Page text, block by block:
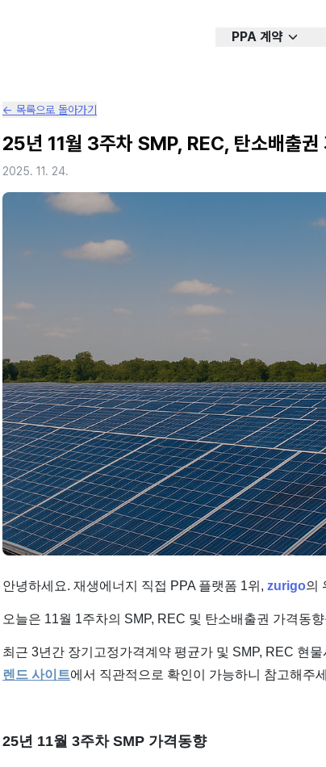
PPA 계약
← 목록으로 돌아가기
25년 11월 3주차 SMP, REC, 탄소배출권
2025. 11. 24.
안녕하세요. 재생에너지 직접 PPA 플랫폼 1위, zurigo의
오늘은 11월 1주차의 SMP, REC 및 탄소배출권 가격동
최근 3년간 장기고정가격계약 평균가 및 SMP, REC 현
렌드 사이트에서 직관적으로 확인이 가능하니 참고해주
25년 11월 3주차 SMP 가격동향